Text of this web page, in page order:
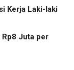
Kerja Laki-laki
Rp8 Juta per